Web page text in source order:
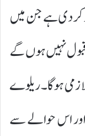
کر دی ہے جن میں
قبول نہیں ہوں گے
ہوگا۔ ریلوے
اور اس حوالے سے